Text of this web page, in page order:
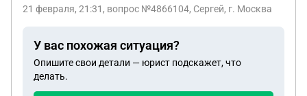
2. В конце декабря 2025 года я покинул Россию
забрали миграционную карту, никаких вопросов о
наличии или отсутствии отметок не задавали, в
«реестр контролируемых лиц» (РКЛ) я не попал. 3.
18 января 2026 года я вновь въехал в Россию,
21 февраля, 21:31 , вопрос №4866104, Сергей, г. Москва
У вас похожая ситуация?
Опишите свои детали — юрист подскажет, что
делать.